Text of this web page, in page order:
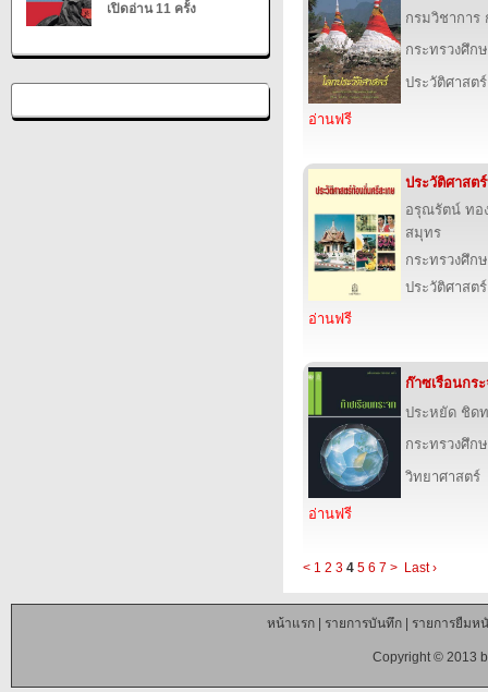
เปิดอ่าน 11 ครั้ง
กรมวิชาการ
กระทรวงศึก
ประวัติศาสต
อ่านฟรี
ประวัติศาสต
อรุณรัตน์ ทอ
สมุทร
กระทรวงศึก
ประวัติศาสต
อ่านฟรี
ก๊าซเรือนกร
ประหยัด ชิด
กระทรวงศึก
วิทยาศาสตร์
อ่านฟรี
< 1 2 3 4 5 6 7 > Last ›
หน้าแรก| รายการบันทึก| รายการยืมห
Copyright © 2013